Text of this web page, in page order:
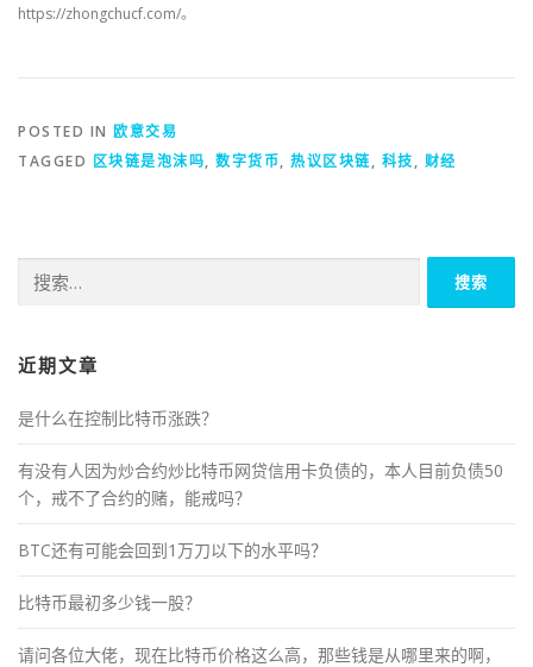
https://zhongchucf.com/。
POSTED IN 欧意交易
TAGGED 区块链是泡沫吗, 数字货币, 热议区块链, 科技, 财经
索：
近期文章
是什么在控制比特币涨跌？
有没有人因为炒合约炒比特币网贷信用卡负债的，本人目前负债50
个，戒不了合约的赌，能戒吗？
BTC还有可能会回到1万刀以下的水平吗？
比特币最初多少钱一股？
请问各位大佬，现在比特币价格这么高，那些钱是从哪里来的啊，